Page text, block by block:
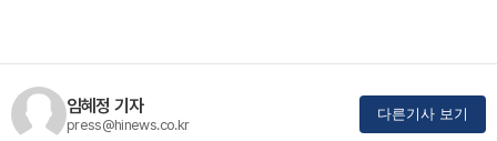
임혜정 기자
press@hinews.co.kr
다른기사 보기